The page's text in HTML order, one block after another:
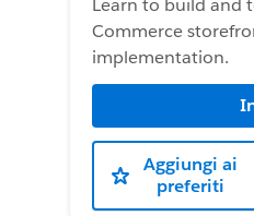
Learn to build and
Commerce
implementation.
Aggiungi ai
preferiti